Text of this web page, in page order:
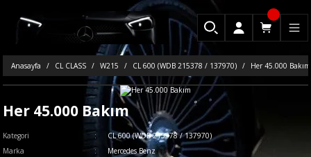
Anasayfa CL CLASS W215 CL 600 (WDB 215378 / 137970) Her 45.000 Bakım
Her 45.000 Bakım
Kategori
CL 600 (WDB 215378 / 137970)
Marka
Mercedes Benz